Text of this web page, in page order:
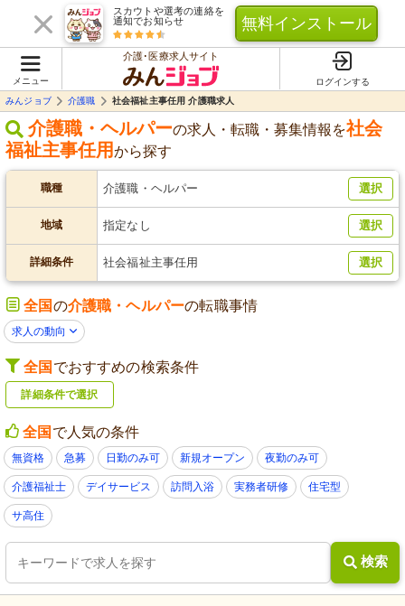
スカウトや選考の連絡を
通知でお知らせ
無料インストール
メニュー
介護･医療求人サイト
ログインする
みんジョブ
介護職 社会福祉主事任用 介護職求人
介護職・ヘルパーの求人・転職・募集情報を社会
福祉主事任用から探す
職種 介護職・ヘルパー 選択
地域 指定なし 選択
詳細条件 社会福祉主事任用 選択
全国の介護職・ヘルパーの転職事情
求人の動向
全国 でおすすめの検索条件
詳細条件で選択
全国 で人気の条件
無資格 急募 日勤のみ可 新規オープン 夜勤のみ可
介護福祉士 デイサービス 訪問入浴 実務者研修 住宅型
サ高住
検索